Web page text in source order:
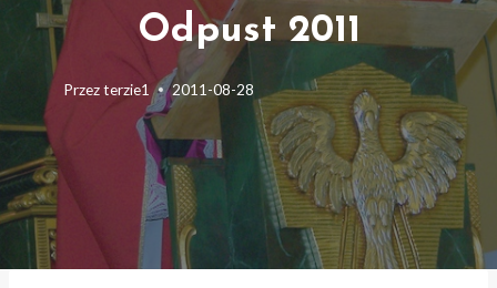
Odpust 2011
Przezterzie1 2011-08-28